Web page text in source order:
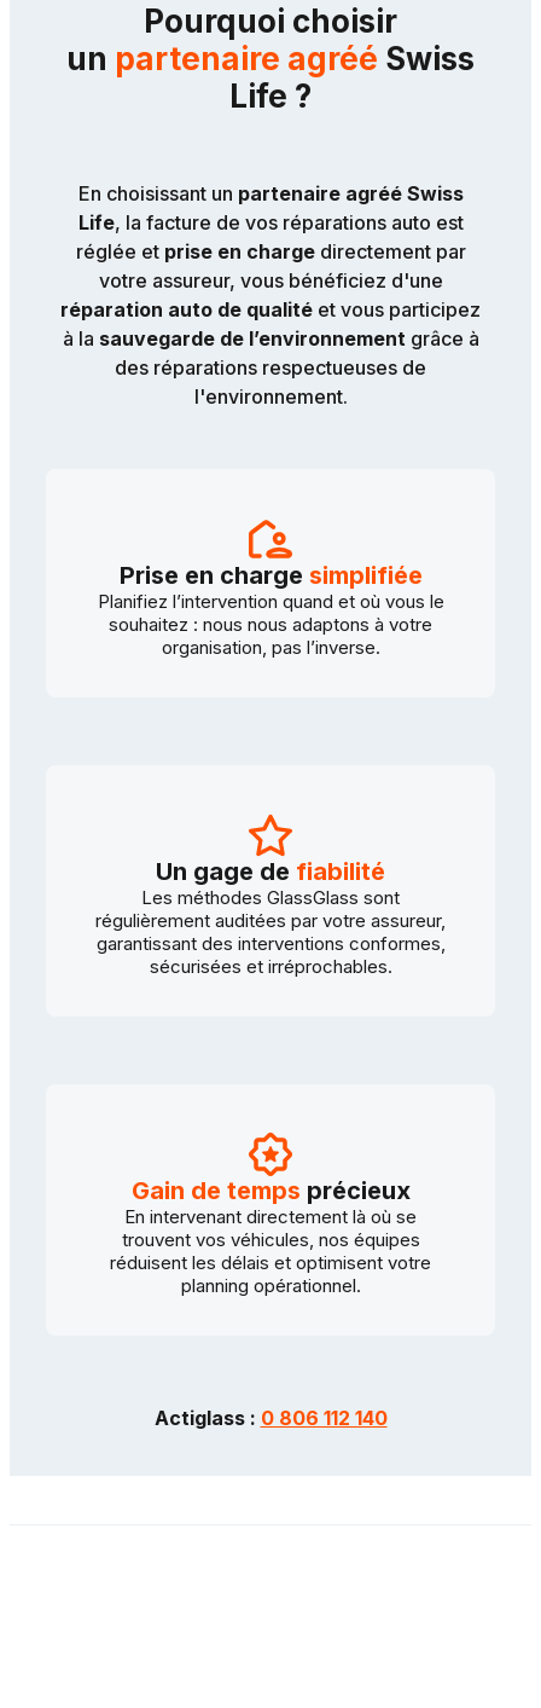
Pourquoi choisir
un partenaire agréé Swiss
Life ?
En choisissant un partenaire agréé Swiss
Life, la facture de vos réparations auto est
réglée et prise en chargedirectement par
votre assureur, vous bénéficiez d'une
réparation auto de qualité et vous participez
à la sauvegarde de l’environnement grâce à
des réparations respectueuses de
l'environnement.
Prise en charge simplifiée
Planifiez l’intervention quand et où vous le
souhaitez : nous nous adaptons à votre
organisation, pas l’inverse.
Un gage de fiabilité
Les méthodes GlassGlass sont
régulièrement auditées par votre assureur,
garantissant des interventions conformes,
sécurisées et irréprochables.
Gain de temps précieux
En intervenant directement là où se
trouvent vos véhicules, nos équipes
réduisent les délais et optimisent votre
planning opérationnel.
Actiglass : 0 806 112 140